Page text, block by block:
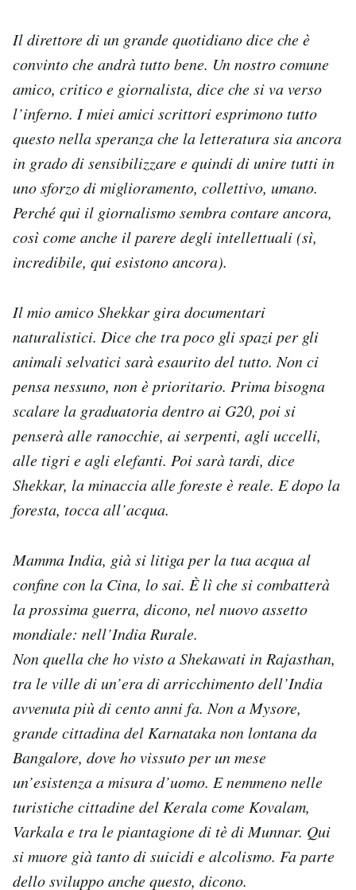
Il direttore di un grande quotidiano dice che è
convinto che andrà tutto bene. Un nostro comune
amico, critico e giornalista, dice che si va verso
l’inferno. I miei amici scrittori esprimono tutto
questo nella speranza che la letteratura sia ancora
in grado di sensibilizzare e quindi di unire tutti in
uno sforzo di miglioramento, collettivo, umano.
Perché qui il giornalismo sembra contare ancora,
così come anche il parere degli intellettuali (sì,
incredibile, qui esistono ancora).
Il mio amico Shekkar gira documentari
naturalistici. Dice che tra poco gli spazi per gli
animali selvatici sarà esaurito del tutto. Non ci
pensa nessuno, non è prioritario. Prima bisogna
scalare la graduatoria dentro ai G20, poi si
penserà alle ranocchie, ai serpenti, agli uccelli,
alle tigri e agli elefanti. Poi sarà tardi, dice
Shekkar, la minaccia alle foreste è reale. E dopo la
foresta, tocca all’acqua.
Mamma India, già si litiga per la tua acqua al
confine con la Cina, lo sai. È lì che si combatterà
la prossima guerra, dicono, nel nuovo assetto
mondiale: nell’India Rurale.
Non quella che ho visto a Shekawati in Rajasthan,
tra le ville di un’era di arricchimento dell’India
avvenuta più di cento anni fa. Non a Mysore,
grande cittadina del Karnataka non lontana da
Bangalore, dove ho vissuto per un mese
un’esistenza a misura d’uomo. E nemmeno nelle
turistiche cittadine del Kerala come Kovalam,
Varkala e tra le piantagione di tè di Munnar. Qui
si muore già tanto di suicidi e alcolismo. Fa parte
dello sviluppo anche questo, dicono.